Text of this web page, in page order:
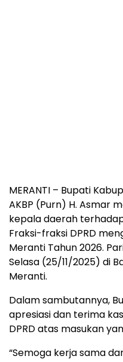
MERANTI – Bupati
AKBP (Purn) H. Asmar
kepala daerah
Fraksi-fraksi DPRD
Meranti Tahun 2026.
Selasa (25/11/2025) di
Meranti.
Dalam sambutannya,
apresiasi dan terima
DPRD atas masukan
“Semoga kerja sama